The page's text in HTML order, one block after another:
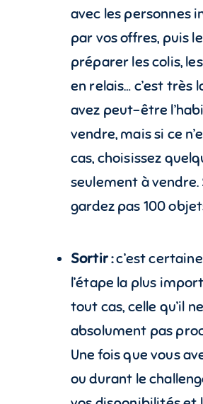
avec les personnes
par vos offres, puis
préparer les colis,
en relais… c’est très
avez peut-être
vendre, mais si ce
cas, choisissez
seulement à
gardez pas 100
Sortir :c’est
l’étape la plus
tout cas, celle qu’il
absolument pas
Une fois que vous
ou durant le